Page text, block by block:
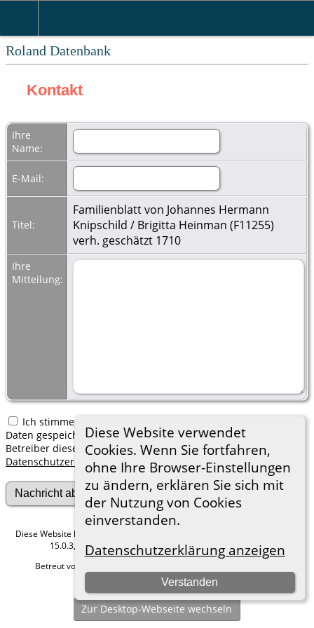
Roland Datenbank
Diese Website verwendet
Cookies. Wenn Sie fortfahren,
ohne Ihre Browser-Einstellungen
zu ändern, erklären Sie sich mit
der Nutzung von Cookies
einverstanden.
Datenschutzerklärung anzeigen
Verstanden
Kontakt
Ihre
Name:
E-Mail:
Titel:
Familienblatt von Johannes Hermann
Knipschild / Brigitta Heinman (F11255)
verh. geschätzt 1710
Ihre
Mitteilung:
Ich stimme zu, dass meine hier erfassten persönlichen
Daten gespeichert werden. Ich verstehe, dass ich jederzeit den
Betreiber dieser Website bitten kann, diese Daten zu löschen.
Datenschutzerklärung
Diese Website läuft mit
15.0.3, programmiert von Darrin Lythgoe © 2001-2026.
Betreut von
Hier geht es zum Impressum
Zur Desktop-Webseite wechseln